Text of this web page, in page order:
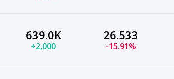
639.0K
+2,000
26.533
-15.91%